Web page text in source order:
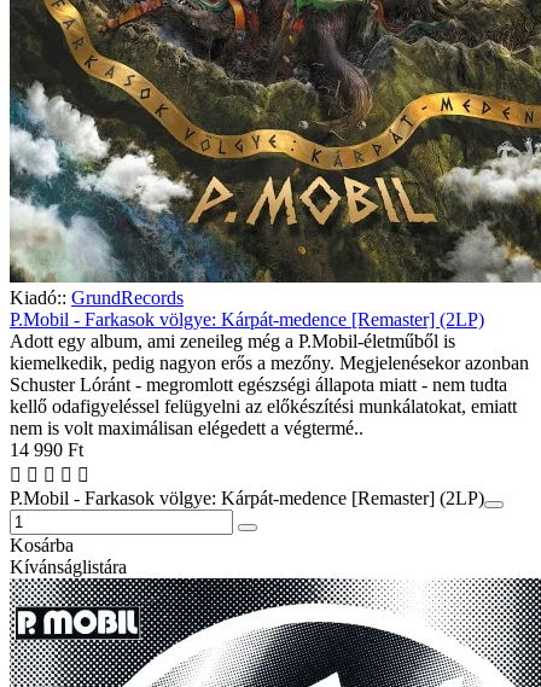
Kiadó:: GrundRecords
P.Mobil - Farkasok völgye: Kárpát-medence [Remaster] (2LP)
Adott egy album, ami zeneileg még a P.Mobil-életműből is
kiemelkedik, pedig nagyon erős a mezőny. Megjelenésekor azonban
Schuster Lóránt - megromlott egészségi állapota miatt - nem tudta
kellő odafigyeléssel felügyelni az előkészítési munkálatokat, emiatt
nem is volt maximálisan elégedett a végtermé..
14 990 Ft
P.Mobil - Farkasok völgye: Kárpát-medence [Remaster] (2LP)
Kosárba
Kívánságlistára